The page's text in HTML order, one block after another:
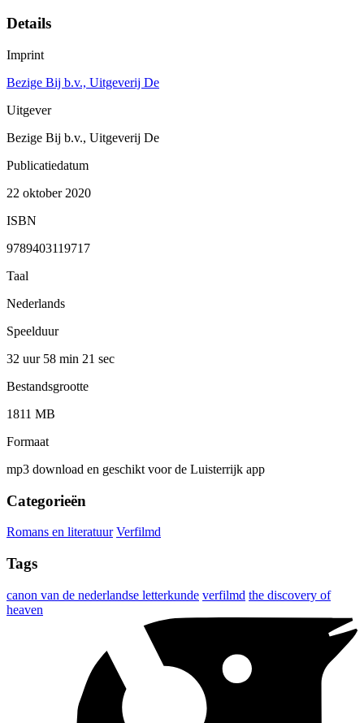
Details
Imprint
Bezige Bij b.v., Uitgeverij De
Uitgever
Bezige Bij b.v., Uitgeverij De
Publicatiedatum
22 oktober 2020
ISBN
9789403119717
Taal
Nederlands
Speelduur
32 uur 58 min 21 sec
Bestandsgrootte
1811 MB
Formaat
mp3 download en geschikt voor de Luisterrijk app
Categorieën
Romans en literatuur Verfilmd
Tags
canon van de nederlandse letterkunde verfilmd the discovery of
heaven